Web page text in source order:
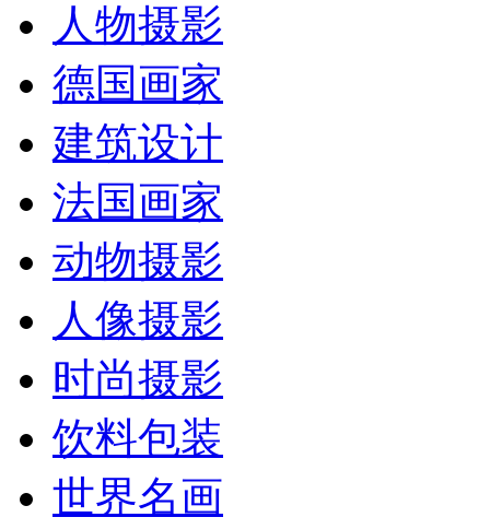
人物摄影
德国画家
建筑设计
法国画家
动物摄影
人像摄影
时尚摄影
饮料包装
世界名画